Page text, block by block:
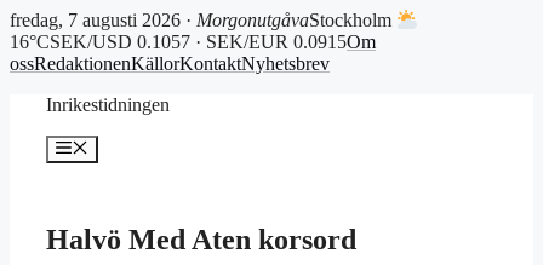
fredag, 7 augusti 2026 · MorgonutgåvaStockholm
16°CSEK/USD 0.1057 · SEK/EUR 0.0915Om
ossRedaktionenKällorKontaktNyhetsbrev
Inrikestidningen
Meny
Halvö Med Aten korsord